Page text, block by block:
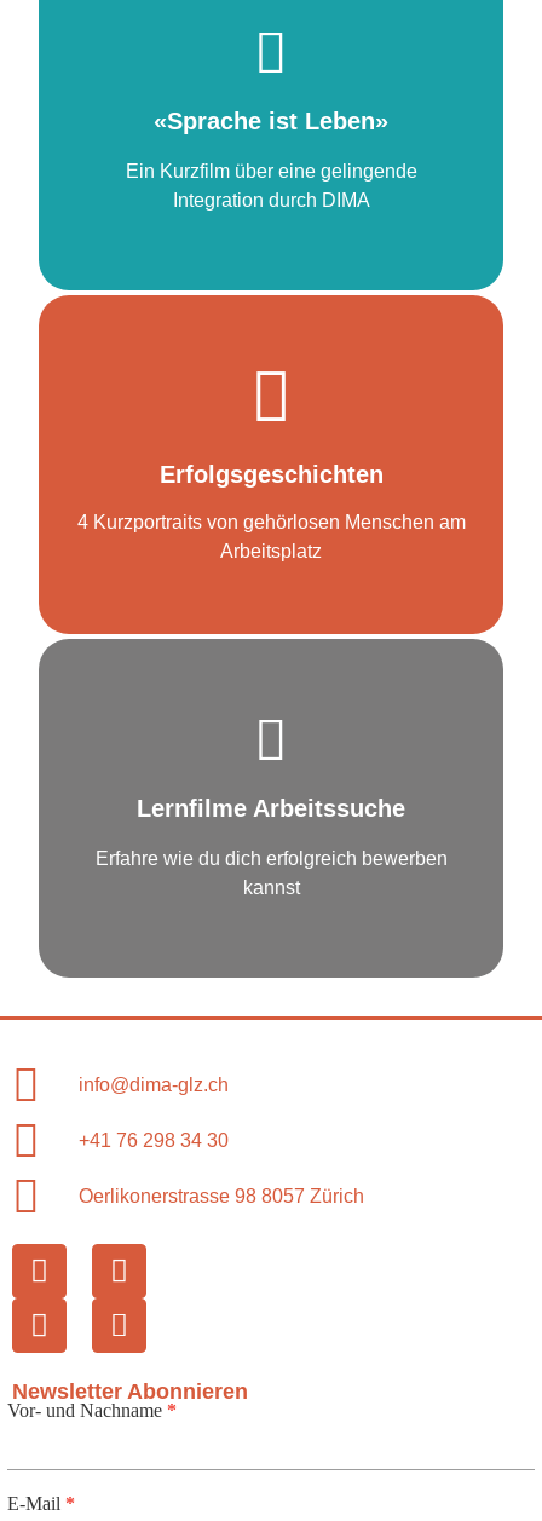
«Sprache ist Leben»
Ein Kurzfilm über eine gelingende
Integration durch DIMA
«Sprache ist Leben»
Erfolgsgeschichten
4 Kurzportraits von gehörlosen Menschen am
Arbeitsplatz
Lernfilme Arbeitssuche
Erfahre wie du dich erfolgreich bewerben
kannst
Arbeittssuche & Job Coaching
info@dima-glz.ch
+41 76 298 34 30
Oerlikonerstrasse 98 8057 Zürich
Newsletter Abonnieren
Newsletter
Vor- und Nachname *
E-Mail *